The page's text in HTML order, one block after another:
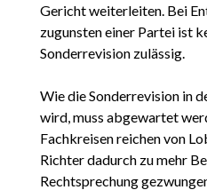
Gericht weiterleiten. Bei
zugunsten einer Partei ist
Sonderrevision zulässig.
Wie die Sonderrevision in
wird, muss abgewartet
Fachkreisen reichen von
Richter dadurch zu mehr
Rechtsprechung